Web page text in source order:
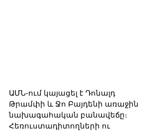
ԱՄՆ-ում կայացել է Դոնալդ
Թրամփի և Ջո Բայդենի առաջին
նախագահական բանավեճը։
Հեռուստադիտողների ու